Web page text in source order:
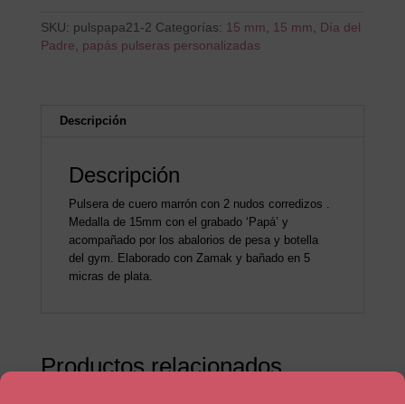
SKU: pulspapa21-2 Categorías: 15 mm, 15 mm, Día del
Padre, papás pulseras personalizadas
Descripción
Descripción
Pulsera de cuero marrón con 2 nudos corredizos .
Medalla de 15mm con el grabado ‘Papá’ y
acompañado por los abalorios de pesa y botella
del gym. Elaborado con Zamak y bañado en 5
micras de plata.
Productos relacionados